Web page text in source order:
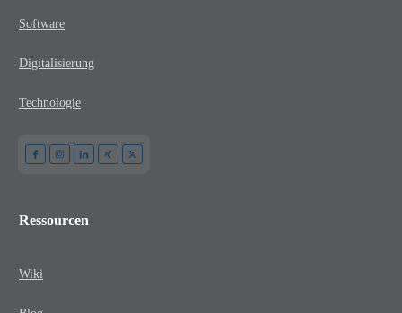
Software
Digitalisierung
Technologie
Ressourcen
Wiki